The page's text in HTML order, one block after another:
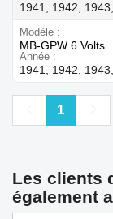
1941, 1942,
Modèle
MB-GPW 6 Volts
Année
1941, 1942,
Précédent
1
Les clients
également